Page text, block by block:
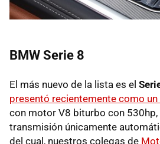
BMW Serie 8
El más nuevo de la lista es el
presentó recientemente como
con motor V8 biturbo con
transmisión únicamente
del cual, nuestros colegas de